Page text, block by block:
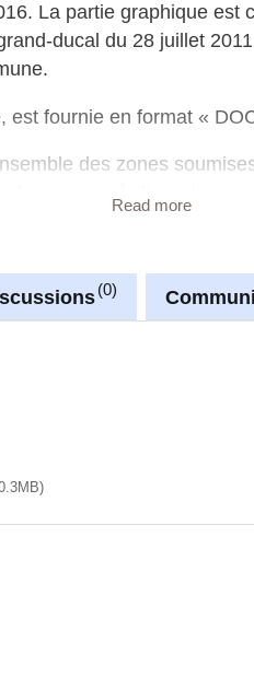
La partie graphique est
ducal du 28 juillet
est fournie en format «
des zones
, vous trouverez
pour le programme
la partie graphique du
Read more
0